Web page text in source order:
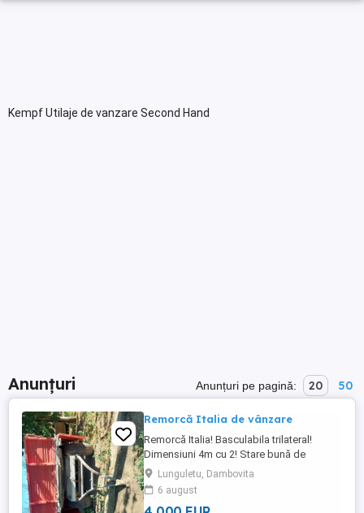
Kempf Utilaje de vanzare Second Hand
Anunțuri Anunțuri pe pagină: 20 50
Remorcă Italia de vânzare
Remorcă Italia! Basculabila trilateral!
Dimensiuni 4m cu 2! Stare bună de
funcționare! Negociabil!
Lunguletu, Dambovita
6 august